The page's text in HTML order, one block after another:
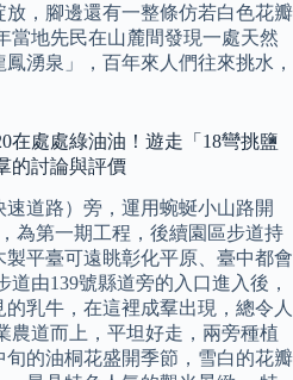
，腳邊還有一整條仿若白色花瓣
當地先民在山麓間發現一處天然
湧泉」，百年來人們往來挑水，
在處處綠油油！遊走「18彎挑鹽
的討論與評價
道路）旁，運用蜿蜒小山路開
為第一期工程，後續園區步道持
平臺可遠眺彰化平原、臺中都會
由139號縣道旁的入口進入後，
乳牛，在這裡成羣出現，總令人
農道而上，平坦好走，兩旁種植
的油桐花盛開季節，雪白的花瓣